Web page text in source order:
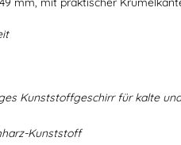
Kunststoffgeschirr für kalte
Kunststoff